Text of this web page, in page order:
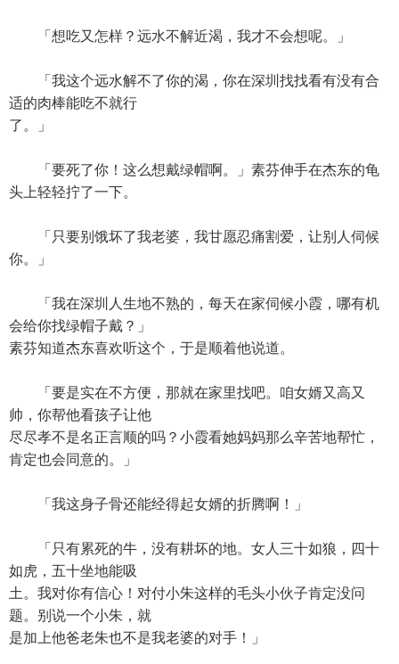
「想吃又怎样？远水不解近渴，我才不会想呢。」
「我这个远水解不了你的渴，你在深圳找找看有没有合
适的肉棒能吃不就行
了。」
「要死了你！这么想戴绿帽啊。」素芬伸手在杰东的龟
头上轻轻拧了一下。
「只要别饿坏了我老婆，我甘愿忍痛割爱，让别人伺候
你。」
「我在深圳人生地不熟的，每天在家伺候小霞，哪有机
会给你找绿帽子戴？」
素芬知道杰东喜欢听这个，于是顺着他说道。
「要是实在不方便，那就在家里找吧。咱女婿又高又
帅，你帮他看孩子让他
尽尽孝不是名正言顺的吗？小霞看她妈妈那么辛苦地帮忙，
肯定也会同意的。」
「我这身子骨还能经得起女婿的折腾啊！」
「只有累死的牛，没有耕坏的地。女人三十如狼，四十
如虎，五十坐地能吸
土。我对你有信心！对付小朱这样的毛头小伙子肯定没问
题。别说一个小朱，就
是加上他爸老朱也不是我老婆的对手！」